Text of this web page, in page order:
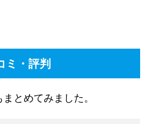
ミ・評判
とめてみました。